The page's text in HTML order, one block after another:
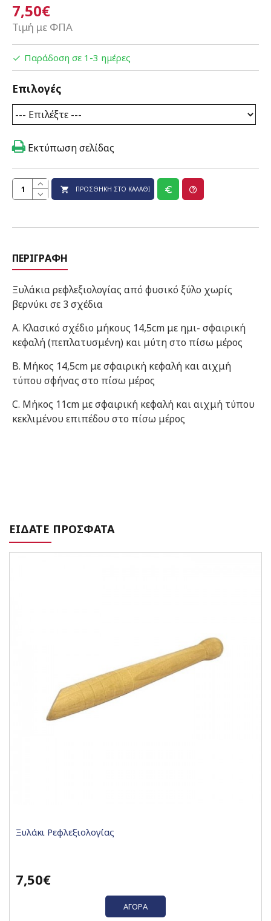
7,50€
Τιμή με ΦΠΑ
Παράδοση σε 1-3 ημέρες
Επιλογές
ΠΡΟΣΘΉΚΗ ΣΤΟ ΚΑΛΆΘΙ
Εκτύπωση σελίδας
ΠΕΡΙΓΡΑΦΉ
Ξυλάκια ρεφλεξιολογίας από φυσικό ξύλο χωρίς
βερνύκι σε 3 σχέδια
Α. Κλασικό σχέδιο μήκους 14,5cm με ημι- σφαιρική
κεφαλή (πεπλατυσμένη) και μύτη στο πίσω μέρος
Β. Μήκος 14,5cm με σφαιρική κεφαλή και αιχμή
τύπου σφήνας στο πίσω μέρος
C. Μήκος 11cm με σφαιρική κεφαλή και αιχμή τύπου
κεκλιμένου επιπέδου στο πίσω μέρος
ΕΙΔΑΤΕ ΠΡΟΣΦΑΤΑ
Ξυλάκι Ρεφλεξιολογίας
7,50€
ΑΓΟΡΆ